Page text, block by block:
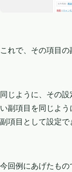
これで、その項目の
同じように、その
い副項目を同じよ
副項目として設定で
今回例にあげたもの